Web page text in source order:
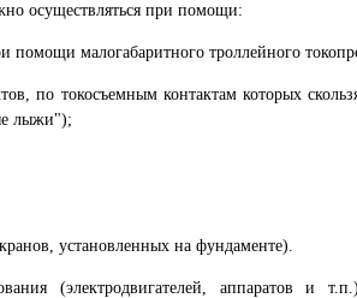
осуществляться при помощи:
помощи малогабаритного троллейного
по токосъемным контактам которых
лыжи");
установленных на фундаменте).
(электродвигателей, аппаратов и